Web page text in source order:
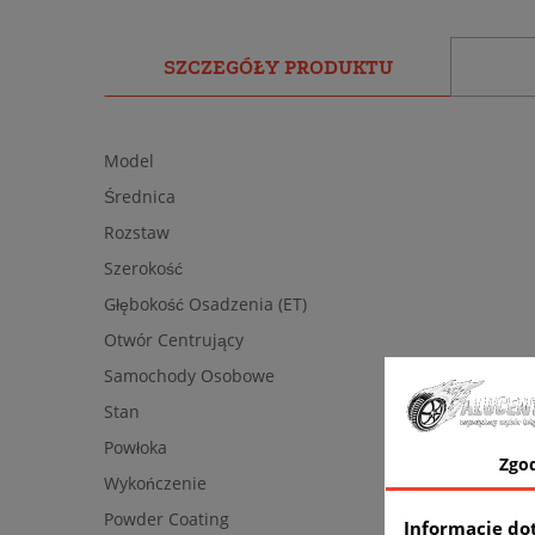
SZCZEGÓŁY PRODUKTU
Model
Średnica
Rozstaw
Szerokość
Głębokość Osadzenia (ET)
Otwór Centrujący
Samochody Osobowe
Stan
Powłoka
Wykończenie
Powder Coating
Informacje